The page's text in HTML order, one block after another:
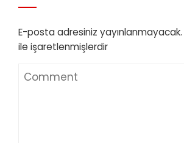
E-posta adresiniz yayınlanmayacak.
ile işaretlenmişlerdir